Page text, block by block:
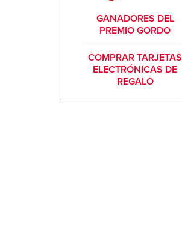
GANADORES DEL
PREMIO GORDO
COMPRAR TARJETAS
ELECTRÓNICAS DE
REGALO